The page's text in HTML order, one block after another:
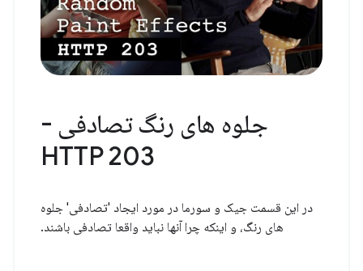
جلوه های رنگ تصادفی -
HTTP 203
در این قسمت جیک و سورما در مورد ایجاد 'تصادفی' جلوه
های رنگ، و اینکه چرا آنها نباید واقعا تصادفی باشند.